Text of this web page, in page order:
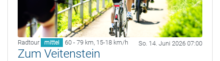
Radtour mittel 60 - 79 km, 15-18 km/h So. 14. Juni 2026 07:00
Zum Veitenstein